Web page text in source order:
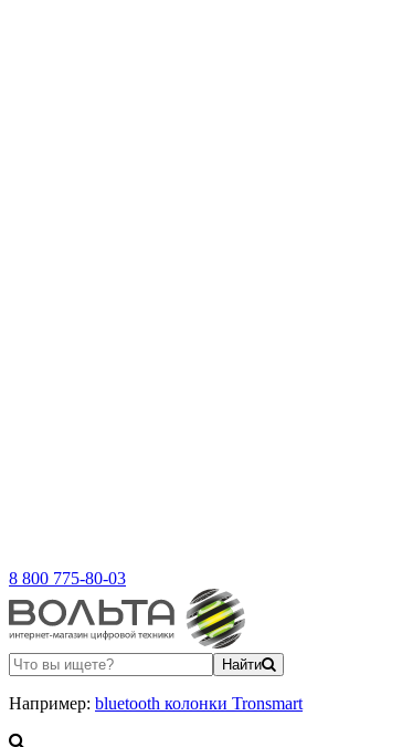
8 800 775-80-03
Найти
Например: bluetooth колонки Tronsmart